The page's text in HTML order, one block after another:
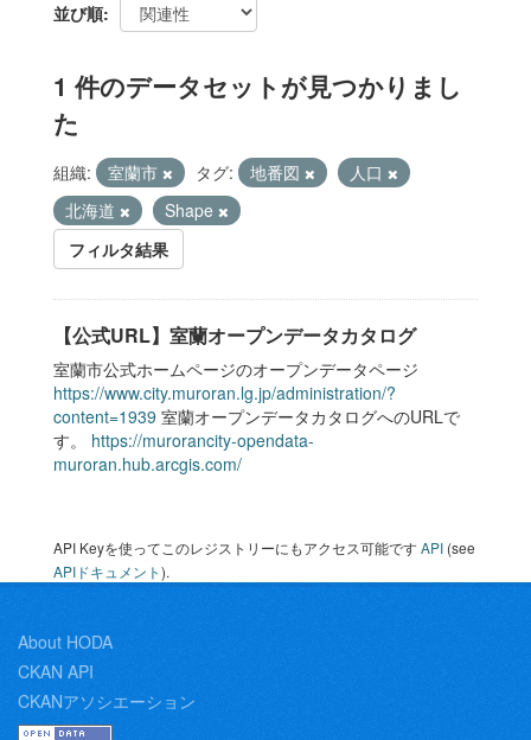
並び順
1 件のデータセットが見つかりまし
た
組織: 室蘭市 タグ: 地番図
人口
北海道
Shape
フィルタ結果
【公式URL】室蘭オープンデータカタログ
室蘭市公式ホームページのオープンデータページ
https://www.city.muroran.lg.jp/administration/?
content=1939 室蘭オープンデータカタログへのURLで
す。 https://murorancity-opendata-
muroran.hub.arcgis.com/
API Keyを使ってこのレジストリーにもアクセス可能ですAPI (see
APIドキュメント).
About HODA
CKAN API
CKANアソシエーション